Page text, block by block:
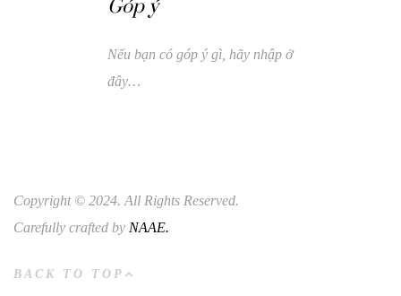
Góp ý
Nếu bạn có góp ý gì, hãy nhập ở
đây…
Copyright © 2024. All Rights Reserved.
Carefully crafted by NAAE.
BACK TO TOP